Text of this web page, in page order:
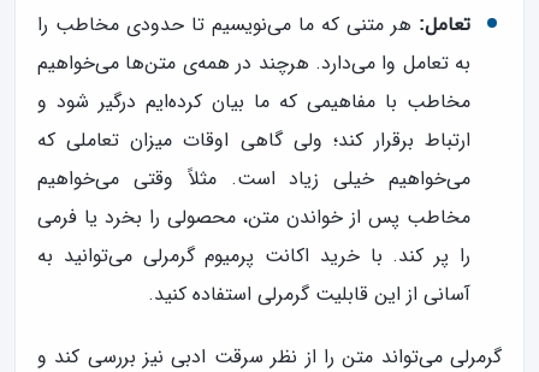
تعامل: هر متنی که ما می‌نویسیم تا حدودی مخاطب را
به تعامل وا می‌دارد. هرچند در همه‌ی متن‌ها می‌خواهیم
مخاطب با مفاهیمی که ما بیان کرده‌ایم درگیر شود و
ارتباط برقرار کند؛ ولی گاهی اوقات میزان تعاملی که
می‌خواهیم خیلی زیاد است. مثلاً وقتی می‌خواهیم
مخاطب پس از خواندن متن، محصولی را بخرد یا فرمی
را پر کند. با خرید اکانت پرمیوم گرمرلی می‌توانید به
آسانی از این قابلیت گرمرلی استفاده کنید.
گرمرلی می‌تواند متن را از نظر سرقت ادبی نیز بررسی کند و